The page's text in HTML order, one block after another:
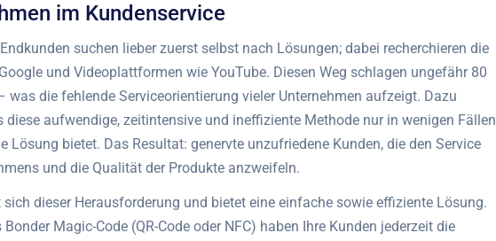
im Kundenservice
suchen lieber zuerst selbst nach Lösungen; dabei recherchieren die
und Videoplattformen wie YouTube. Diesen Weg schlagen ungefähr 80
was die fehlende Serviceorientierung vieler Unternehmen aufzeigt. Dazu
diese aufwendige, zeitintensive und ineffiziente Methode nur in wenigen Fällen
Lösung bietet. Das Resultat: genervte unzufriedene Kunden, die den Service
und die Qualität der Produkte anzweifeln.
sich dieser Herausforderung und bietet eine einfache sowie effiziente Lösung.
Magic-Code (QR-Code oder NFC) haben Ihre Kunden jederzeit die